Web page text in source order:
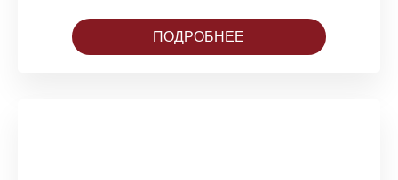
ПОДРОБНЕЕ